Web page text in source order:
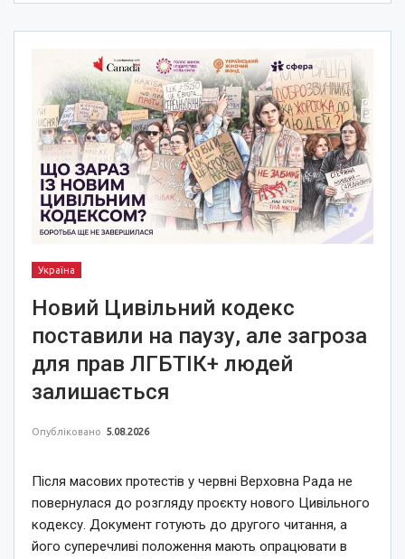
Україна
Новий Цивільний кодекс
поставили на паузу, але загроза
для прав ЛГБТІК+ людей
залишається
Опубліковано 5.08.2026
Після масових протестів у червні Верховна Рада не
повернулася до розгляду проєкту нового Цивільного
кодексу. Документ готують до другого читання, а
його суперечливі положення мають опрацювати в